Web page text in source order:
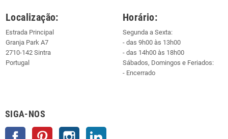
Localização:
Estrada Principal
Granja Park A7
2710-142 Sintra
Portugal
Horário:
Segunda a Sexta:
- das 9h00 às 13h00
- das 14h00 às 18h00
Sábados, Domingos e Feriados:
- Encerrado
SIGA-NOS
Facebook Pinterest Instagram